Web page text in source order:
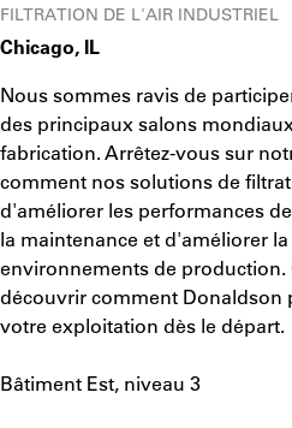
FILTRATION DE L'AIR INDUSTRIEL
Chicago, IL
Nous sommes ravis de
des principaux salons
fabrication. Arrêtez-vous sur
comment nos solutions de
d'améliorer les performances
la maintenance et d'améliorer
environnements de production.
découvrir comment Donaldson
votre exploitation dès le départ.
Bâtiment Est, niveau 3